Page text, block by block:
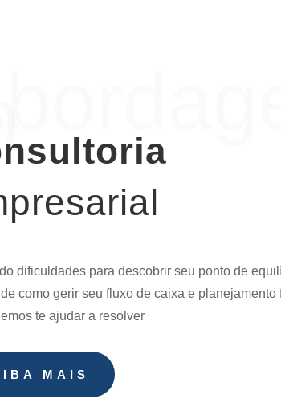
dificuldades para descobrir seu ponto de
como gerir seu fluxo de caixa e planejamento
te ajudar a resolver
MAIS